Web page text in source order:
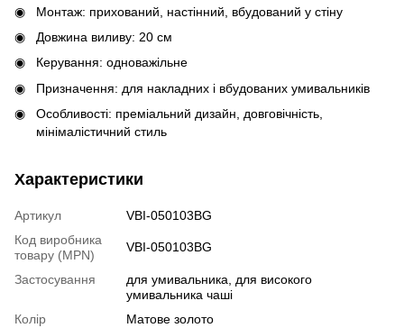
Монтаж: прихований, настінний, вбудований у стіну
Довжина виливу: 20 см
Керування: одноважільне
Призначення: для накладних і вбудованих умивальників
Особливості: преміальний дизайн, довговічність,
мінімалістичний стиль
Характеристики
Артикул
VBI-050103BG
Код виробника
товару (MPN)
VBI-050103BG
Застосування
для умивальника, для високого
умивальника чаші
Колір
Матове золото